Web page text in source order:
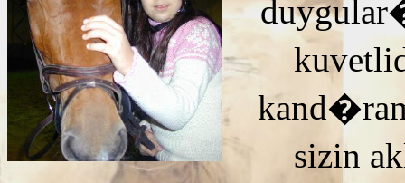
sizin